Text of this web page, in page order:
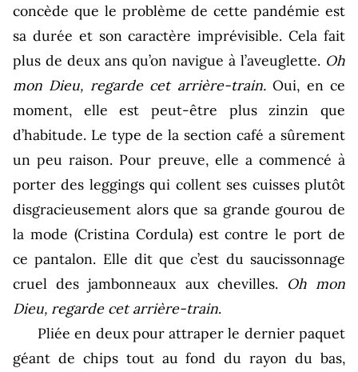
concède que le problème de cette pandémie est
sa durée et son caractère imprévisible. Cela fait
plus de deux ans qu’on navigue à l’aveuglette. Oh
mon Dieu, regarde cet arrière-train.Oui, en ce
moment, elle est peut-être plus zinzin que
d’habitude. Le type de la section café a sûrement
un peu raison. Pour preuve, elle a commencé à
porter des leggings qui collent ses cuisses plutôt
disgracieusement alors que sa grande gourou de
la mode (Cristina Cordula) est contre le port de
ce pantalon. Elle dit que c’est du saucissonnage
cruel des jambonneaux aux chevilles. Oh mon
Dieu, regarde cet arrière-train.
Pliée en deux pour attraper le dernier paquet
géant de chips tout au fond du rayon du bas,